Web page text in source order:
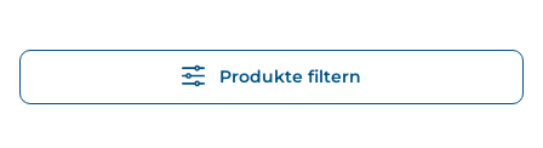
Produkte filtern